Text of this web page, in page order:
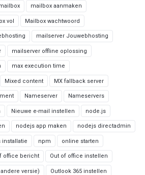
mailbox aanmaken
vol Mailbox wachtwoord
mailserver Jouwebhosting
mailserver offline oplossing
max execution time
Mixed content MX fallback server
Nameserver Nameservers
Nieuwe e-mail instellen node.js
nodejs app maken nodejs directadmin
installatie npm online starten
office bericht Out of office instellen
versie) Outlook 365 instellen